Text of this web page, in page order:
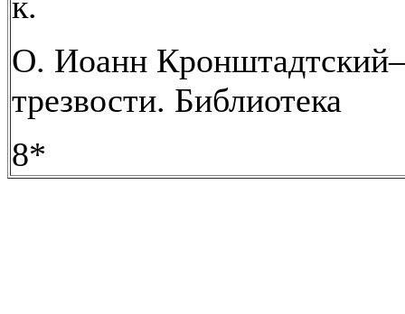
О. Иоанн
трезвости. Библиотека
8*